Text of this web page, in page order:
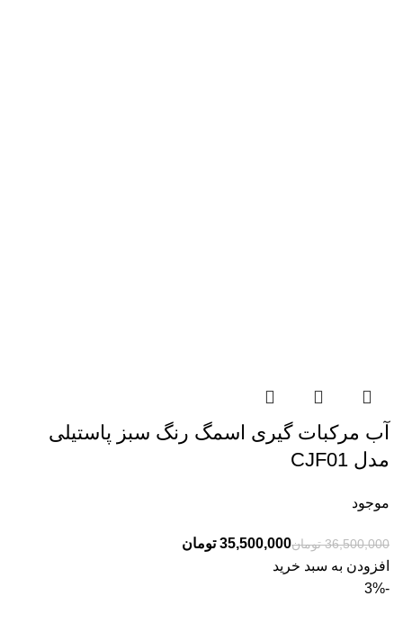
آب مرکبات گیری اسمگ رنگ سبز پاستیلی
مدل CJF01
موجود
36,500,000 تومان35,500,000 تومان
افزودن به سبد خرید
-3%